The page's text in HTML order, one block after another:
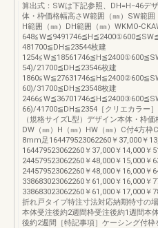
算出式：SWは下記参照、DH=H−46デ
体・枠価格幅高さW範囲（㎜）SW範
H範囲（㎜）DH範囲（㎜）WKMO-
481700≦DH≦23544枚建
54)/21700≦DH≦23546枚建
60)/31700≦DH≦23548枚建
66)/41700≦DH≦2354［クリエカラー
（規格サイズL型）デザイン本体・枠価
DW（㎜）H（㎜）HW（㎜）C付4方枠
8mm足164479523062260￥37,000￥
164479523062260￥37,000￥14,000￥
244579523062260￥48,000￥15,000￥
244579523062260￥48,000￥16,000￥
338683023062260￥61,000￥16,000￥
338683023062260￥61,000￥17,000￥
折れ戸タイプ特注寸法対応納期特寸の
本体受注後約2週間枠受注後約1週間本
後約2週間［特記事項］ケーシング付枠